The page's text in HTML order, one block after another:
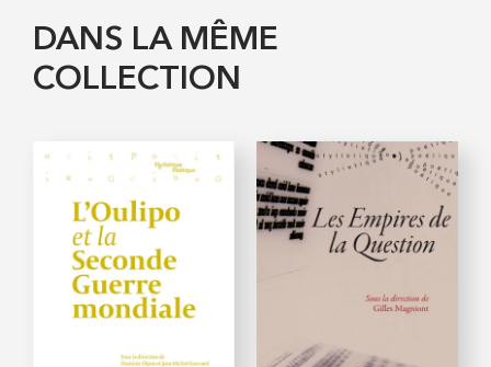
DANS LA MÊME
COLLECTION